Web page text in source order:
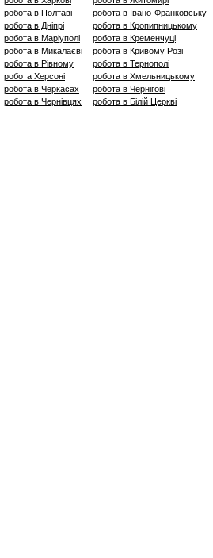
робота в Полтаві
робота в Дніпрі
робота в Маріуполі
робота в Микалаєві
робота в Рівному
робота Херсоні
робота в Черкасах
робота в Чернівцях
робота в Івано-Франковську
робота в Кропипницькому
робота в Кременчуці
робота в Кривому Розі
робота в Тернополі
робота в Хмельницькому
робота в Чернігові
робота в Білій Церкві